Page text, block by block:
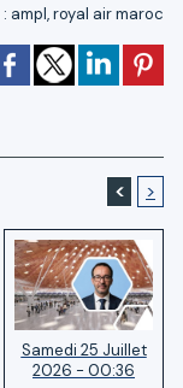
: ampl,royal air maroc
< >
Samedi 25 Juillet
2026 - 00:36